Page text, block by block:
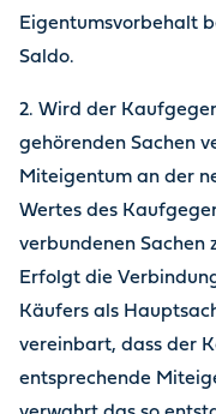
Eigentumsvorbehalt
Saldo.
2. Wird der
gehörenden Sachen
Miteigentum an der
Wertes des
verbundenen Sachen
Erfolgt die
Käufers als
vereinbart, dass der
entsprechende